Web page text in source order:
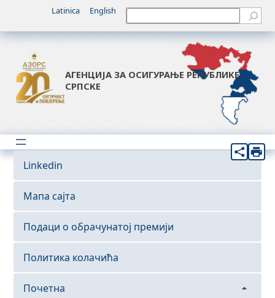
Latinica English Претрага
АГЕНЦИЈА ЗА ОСИГУРАЊЕ РЕПУБЛИКЕ
СРПСКЕ
Linkedin
Мапа сајта
Подаци о обрачунатој премији
Политика колачића
Почетна